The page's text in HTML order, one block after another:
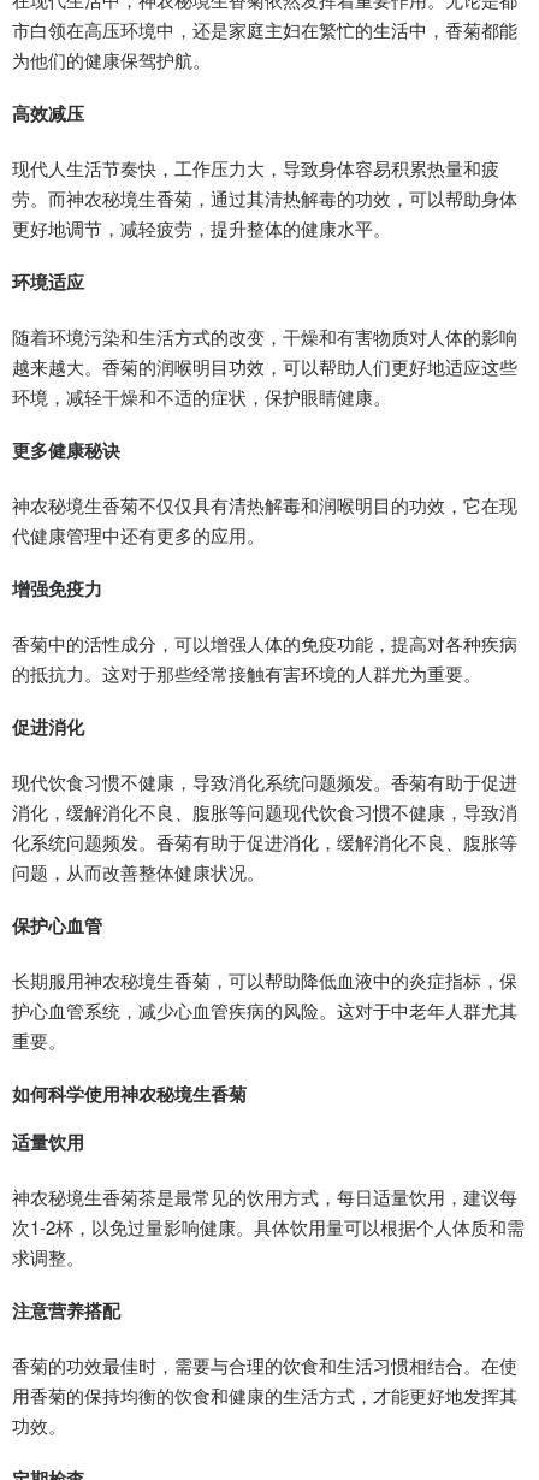
市白领在高压环境中，还是家庭主妇在繁忙的生活中，香菊都能
为他们的健康保驾护航。
高效减压
现代人生活节奏快，工作压力大，导致身体容易积累热量和疲
劳。而神农秘境生香菊，通过其清热解毒的功效，可以帮助身体
更好地调节，减轻疲劳，提升整体的健康水平。
环境适应
随着环境污染和生活方式的改变，干燥和有害物质对人体的影响
越来越大。香菊的润喉明目功效，可以帮助人们更好地适应这些
环境，减轻干燥和不适的症状，保护眼睛健康。
更多健康秘诀
神农秘境生香菊不仅仅具有清热解毒和润喉明目的功效，它在现
代健康管理中还有更多的应用。
增强免疫力
香菊中的活性成分，可以增强人体的免疫功能，提高对各种疾病
的抵抗力。这对于那些经常接触有害环境的人群尤为重要。
促进消化
现代饮食习惯不健康，导致消化系统问题频发。香菊有助于促进
消化，缓解消化不良、腹胀等问题现代饮食习惯不健康，导致消
化系统问题频发。香菊有助于促进消化，缓解消化不良、腹胀等
问题，从而改善整体健康状况。
保护心血管
长期服用神农秘境生香菊，可以帮助降低血液中的炎症指标，保
护心血管系统，减少心血管疾病的风险。这对于中老年人群尤其
重要。
如何科学使用神农秘境生香菊
适量饮用
神农秘境生香菊茶是最常见的饮用方式，每日适量饮用，建议每
次1-2杯，以免过量影响健康。具体饮用量可以根据个人体质和需
求调整。
注意营养搭配
香菊的功效最佳时，需要与合理的饮食和生活习惯相结合。在使
用香菊的保持均衡的饮食和健康的生活方式，才能更好地发挥其
功效。